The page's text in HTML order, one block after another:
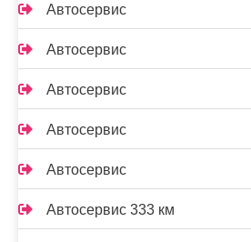
Автосервис
Автосервис
Автосервис
Автосервис
Автосервис
Автосервис 333 км